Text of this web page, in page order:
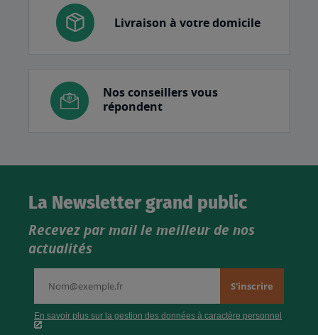
Livraison à votre domicile
Nos conseillers vous
répondent
La Newsletter grand public
Recevez par mail le meilleur de nos
actualités